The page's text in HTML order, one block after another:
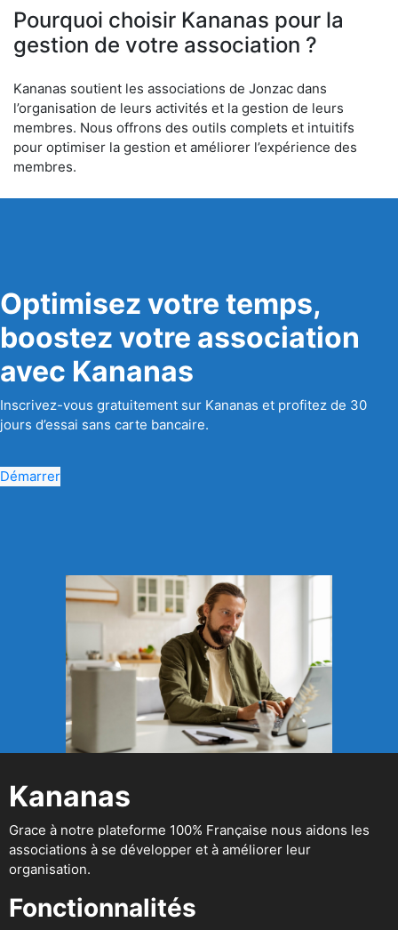
Pourquoi choisir Kananas pour la
gestion de votre association ?
Kananas soutient les associations de Jonzac dans
l’organisation de leurs activités et la gestion de leurs
membres. Nous offrons des outils complets et intuitifs
pour optimiser la gestion et améliorer l’expérience des
membres.
Optimisez votre temps,
boostez votre association
avec Kananas
Inscrivez-vous gratuitement sur Kananas et profitez de 30
jours d’essai sans carte bancaire.
Démarrer
Kananas
Grace à notre plateforme 100% Française nous aidons les
associations à se développer et à améliorer leur
organisation.
Fonctionnalités